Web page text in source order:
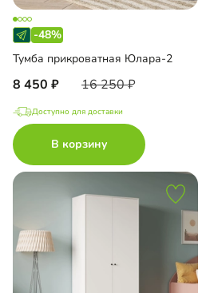
-48%
Тумба прикроватная Юлара-2
8 450 16 250
Доступно для доставки
В корзину